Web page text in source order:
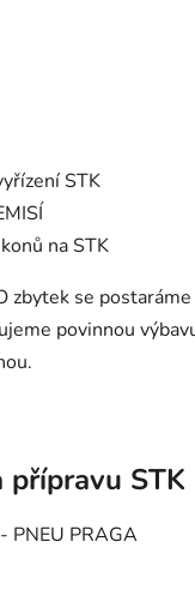
STK
na STK
zbytek se
povinnou
STK
PNEU PRAGA